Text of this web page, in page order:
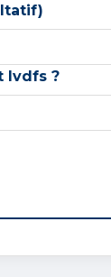
lvdfs ?